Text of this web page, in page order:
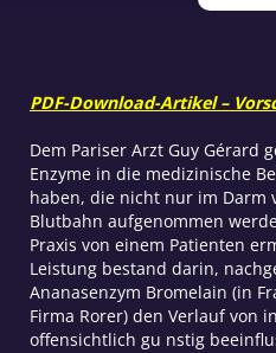
PDF-Download-Artikel –
Dem Pariser Arzt Guy Gérard
Enzyme in die medizinische
haben, die nicht nur im Darm
Blutbahn aufgenommen
Praxis von einem Patienten
Leistung bestand darin,
Ananasenzym Bromelain (in
Firma Rorer) den Verlauf von
offensichtlich gu nstig